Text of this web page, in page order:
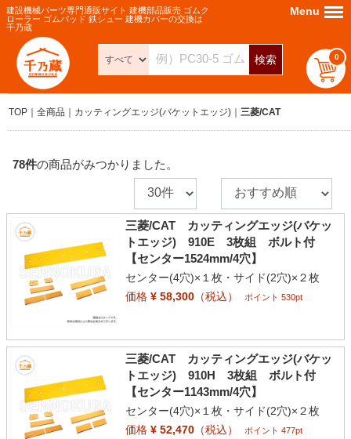
建設機械パーツ専門通販サイト 建機部品販売 ゴムク
ローラー ゴムパッド 鉄シュー 建機カバーの交換は
千乃蔵
検索 0
Menu Menu
TOP 全商品 カッティングエッジ(バケットエッジ) 三菱/CAT
78件の商品がみつかりました。
三菱/CAT カッティングエッジ(バケッ
トエッジ) 910E 3枚組 ボルト付
【センター1524mm/4穴】
センター(4穴)×１枚・サイド(2穴)×２枚
価格¥ 58,300（税込） ポイント 530pt
三菱/CAT カッティングエッジ(バケッ
トエッジ) 910H 3枚組 ボルト付
【センター1143mm/4穴】
センター(4穴)×１枚・サイド(2穴)×２枚
価格¥ 52,470（税込） ポイント 477pt